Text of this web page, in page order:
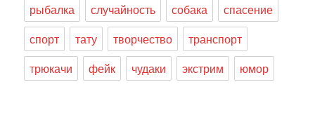
рыбалка
случайность собака
спасение
спорт
тату творчество
транспорт
трюкачи
фейк чудаки экстрим юмор